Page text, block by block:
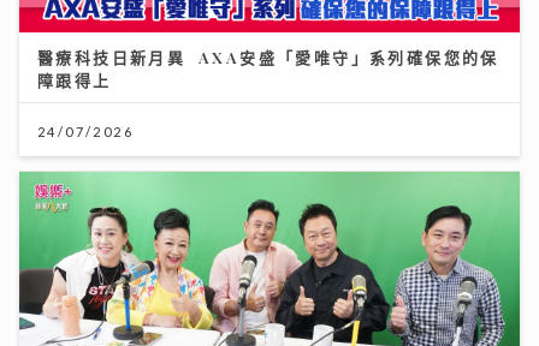
醫療科技日新月異 AXA安盛「愛唯守」系列確保您的保
障跟得上
24/07/2026